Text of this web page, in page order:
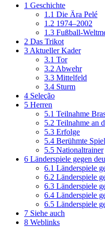
1 Geschichte
1.1 Die Ära Pelé
1.2 1974–2002
1.3 Fußball-
2 Das Trikot
3 Aktueller Kader
3.1 Tor
3.2 Abwehr
3.3 Mittelfeld
3.4 Sturm
4 Seleção
5 Herren
5.1 Teilnahme
5.2 Teilnahme an
5.3 Erfolge
5.4 Berühmte
5.5 Nationaltrainer
6 Länderspiele gegen
6.1 Länderspiele
6.2 Länderspiele
6.3 Länderspiele
6.4 Länderspiele
6.5 Länderspiele
7 Siehe auch
8 Weblinks